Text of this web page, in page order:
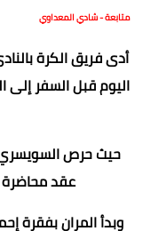
متابعة - شادي المعداوي
أدى فريق الكرة
اليوم قبل السفر إلى
حيث حرص السويسري
عقد محاضرة
وبدأ المران بفقرة